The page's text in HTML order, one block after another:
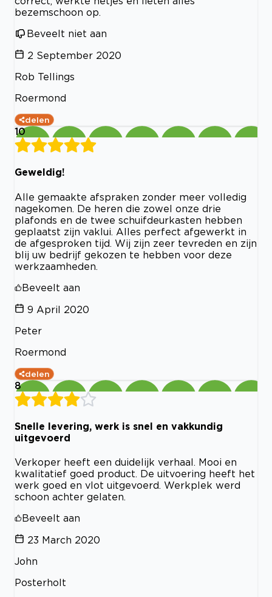
bezemschoon op.
Beveelt niet aan
2 September 2020
Rob Tellings
Roermond
delen
10
Geweldig!
Alle gemaakte afspraken zonder meer volledig
nagekomen. De heren die zowel onze drie
plafonds en de twee schuifdeurkasten hebben
geplaatst zijn vaklui. Alles perfect afgewerkt in
de afgesproken tijd. Wij zijn zeer tevreden en zijn
blij uw bedrijf gekozen te hebben voor deze
werkzaamheden.
Beveelt aan
9 April 2020
Peter
Roermond
delen
8
Snelle levering, werk is snel en vakkundig
uitgevoerd
Verkoper heeft een duidelijk verhaal. Mooi en
kwalitatief goed product. De uitvoering heeft het
werk goed en vlot uitgevoerd. Werkplek werd
schoon achter gelaten.
Beveelt aan
23 March 2020
John
Posterholt